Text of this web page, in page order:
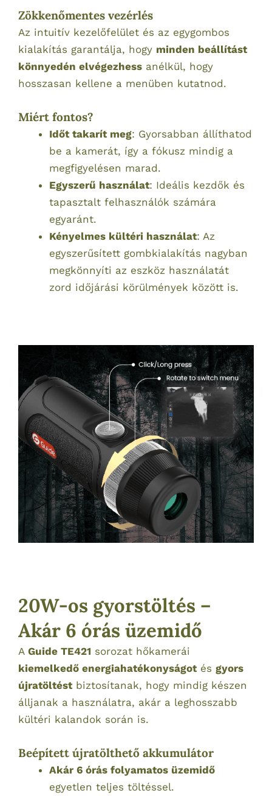
Zökkenőmentes vezérlés
Az intuitív kezelőfelület és az egygombos
kialakítás garantálja, hogy minden beállítást
könnyedén elvégezhess anélkül, hogy
hosszasan kellene a menüben kutatnod.
Miért fontos?
Időt takarít meg: Gyorsabban állíthatod
be a kamerát, így a fókusz mindig a
megfigyelésen marad.
Egyszerű használat: Ideális kezdők és
tapasztalt felhasználók számára
egyaránt.
Kényelmes kültéri használat: Az
egyszerűsített gombkialakítás nagyban
megkönnyíti az eszköz használatát
zord időjárási körülmények között is.
20W-os gyorstöltés –
Akár 6 órás üzemidő
A Guide TE421 sorozat hőkamerái
kiemelkedő energiahatékonyságotés gyors
újratöltéstbiztosítanak, hogy mindig készen
álljanak a használatra, akár a leghosszabb
kültéri kalandok során is.
Beépített újratölthető akkumulátor
Akár 6 órás folyamatos üzemidő
egyetlen teljes töltéssel.